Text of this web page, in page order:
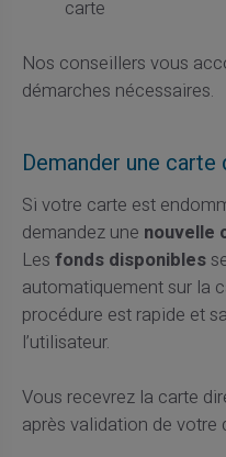
carte
Nos conseillers vous
démarches nécessaires.
Demander une
Si votre carte est
demandez une nouvelle
Les fonds disponibles
automatiquement sur la
procédure est rapide et
l’utilisateur.
Vous recevrez la carte
après validation de votre